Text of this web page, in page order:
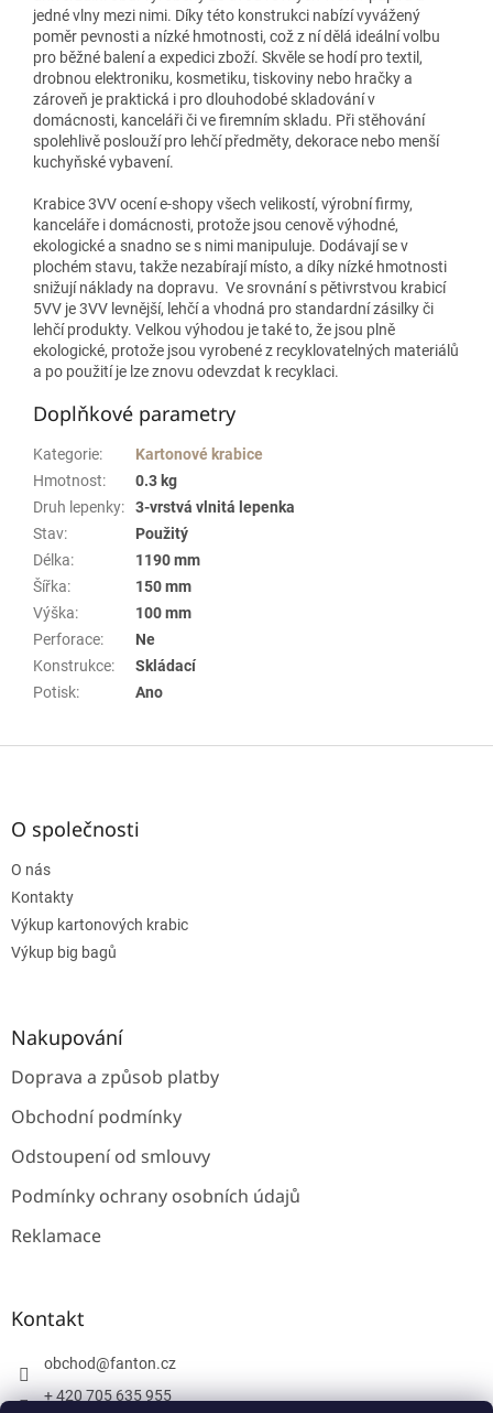
jedné vlny mezi nimi. Díky této konstrukci nabízí vyvážený
poměr pevnosti a nízké hmotnosti, což z ní dělá ideální volbu
pro běžné balení a expedici zboží. Skvěle se hodí pro textil,
drobnou elektroniku, kosmetiku, tiskoviny nebo hračky a
zároveň je praktická i pro dlouhodobé skladování v
domácnosti, kanceláři či ve firemním skladu. Při stěhování
spolehlivě poslouží pro lehčí předměty, dekorace nebo menší
kuchyňské vybavení.
Krabice 3VV ocení e‑shopy všech velikostí, výrobní firmy,
kanceláře i domácnosti, protože jsou cenově výhodné,
ekologické a snadno se s nimi manipuluje. Dodávají se v
plochém stavu, takže nezabírají místo, a díky nízké hmotnosti
snižují náklady na dopravu. Ve srovnání s pětivrstvou krabicí
5VV je 3VV levnější, lehčí a vhodná pro standardní zásilky či
lehčí produkty. Velkou výhodou je také to, že jsou plně
ekologické, protože jsou vyrobené z recyklovatelných materiálů
a po použití je lze znovu odevzdat k recyklaci.
Doplňkové parametry
Kategorie:
Kartonové krabice
Hmotnost:
0.3 kg
Druh lepenky:
3-vrstvá vlnitá lepenka
Stav:
Použitý
Délka:
1190 mm
Šířka:
150 mm
Výška:
100 mm
Perforace:
Ne
Konstrukce:
Skládací
Potisk: Ano
Z
O společnosti
O nás
Kontakty
Výkup kartonových krabic
Výkup big bagů
Nakupování
Doprava a způsob platby
Obchodní podmínky
Odstoupení od smlouvy
Podmínky ochrany osobních údajů
Reklamace
Kontakt
obchod@fanton.cz
+ 420 705 635 955